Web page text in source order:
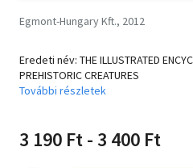
Egmont-Hungary Kft., 2012
Eredeti név: THE ILLUSTRATED
PREHISTORIC CREATURES
További részletek
3 190 Ft - 3 400 Ft